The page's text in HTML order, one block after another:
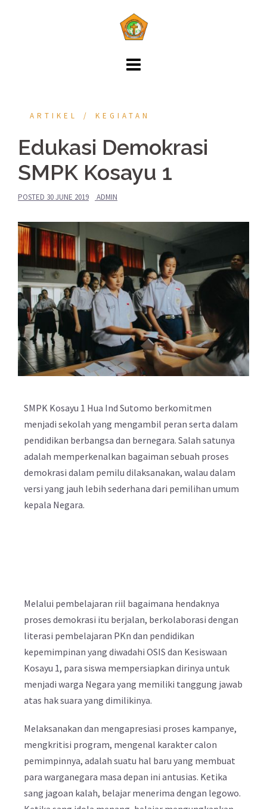
ARTIKEL KEGIATAN
Edukasi Demokrasi
SMPK Kosayu 1
POSTED 30 JUNE 2019 ADMIN
SMPK Kosayu 1 Hua Ind Sutomo berkomitmen
menjadi sekolah yang mengambil peran serta dalam
pendidikan berbangsa dan bernegara. Salah satunya
adalah memperkenalkan bagaiman sebuah proses
demokrasi dalam pemilu dilaksanakan, walau dalam
versi yang jauh lebih sederhana dari pemilihan umum
kepala Negara.
Melalui pembelajaran riil bagaimana hendaknya
proses demokrasi itu berjalan, berkolaborasi dengan
literasi pembelajaran PKn dan pendidikan
kepemimpinan yang diwadahi OSIS dan Kesiswaan
Kosayu 1, para siswa mempersiapkan dirinya untuk
menjadi warga Negara yang memiliki tanggung jawab
atas hak suara yang dimilikinya.
Melaksanakan dan mengapresiasi proses kampanye,
mengkritisi program, mengenal karakter calon
pemimpinnya, adalah suatu hal baru yang membuat
para warganegara masa depan ini antusias. Ketika
sang jagoan kalah, belajar menerima dengan legowo.